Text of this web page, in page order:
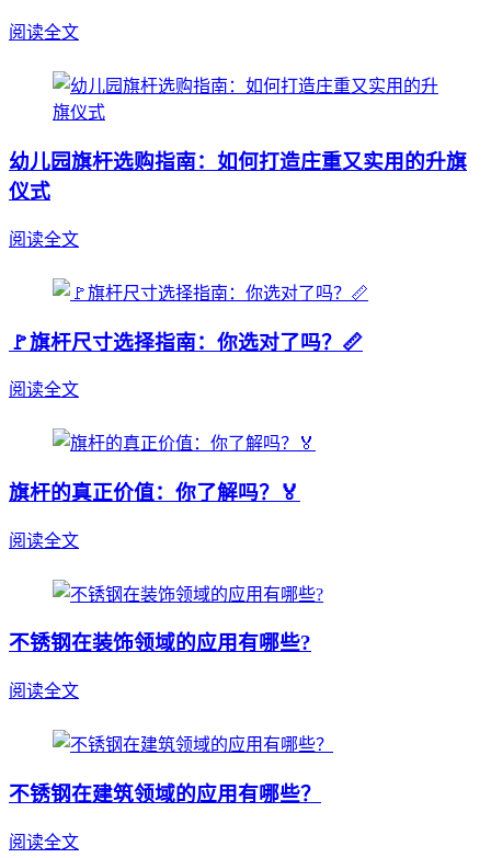
阅读全文
幼儿园旗杆选购指南：如何打造庄重又实用的升旗
仪式
阅读全文
🚩旗杆尺寸选择指南：你选对了吗？📏
阅读全文
旗杆的真正价值：你了解吗？🏅
阅读全文
不锈钢在装饰领域的应用有哪些?
阅读全文
不锈钢在建筑领域的应用有哪些？
阅读全文